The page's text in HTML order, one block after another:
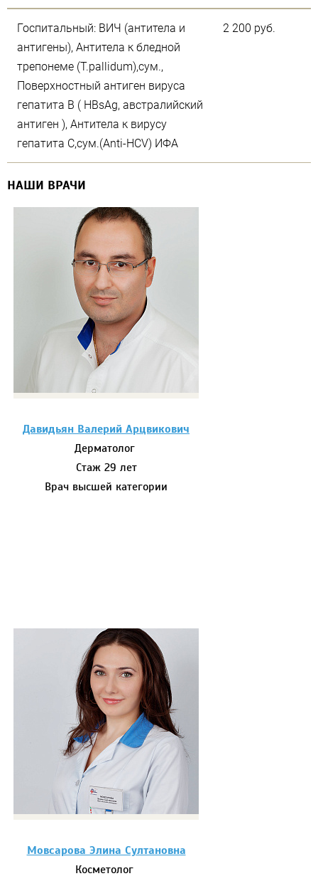
Госпитальный: ВИЧ (антитела и
антигены), Антитела к бледной
трепонеме (T.pallidum),сум.,
Поверхностный антиген вируса
гепатита В ( HBsAg, австралийский
антиген ), Антитела к вирусу
гепатита С,сум.(Anti-HCV) ИФА
2 200 руб.
НАШИ ВРАЧИ
Давидьян Валерий Арцвикович
Дерматолог
Стаж 29 лет
Врач высшей категории
Мовсарова Элина Султановна
Косметолог